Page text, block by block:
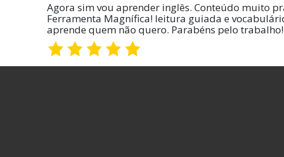
Agora sim vou aprender inglês. Conteúdo muito
Ferramenta Magnífica! leitura guiada e
aprende quem não quero. Parabéns pelo